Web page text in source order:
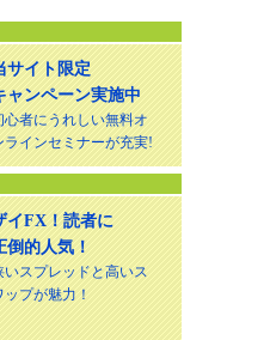
サイト限定
ャンペーン実施中
心者にうれしい無料オ
ラインセミナーが充実!
イFX！読者に
倒的人気！
いスプレッドと高いス
ップが魅力！